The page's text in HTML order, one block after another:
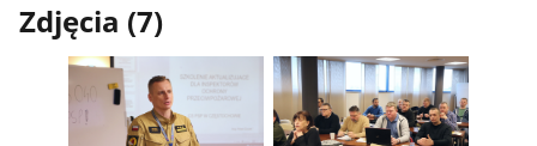
Zdjęcia (7)